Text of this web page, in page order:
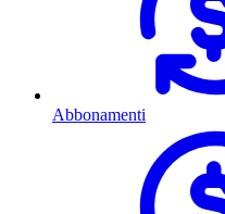
Abbonamenti